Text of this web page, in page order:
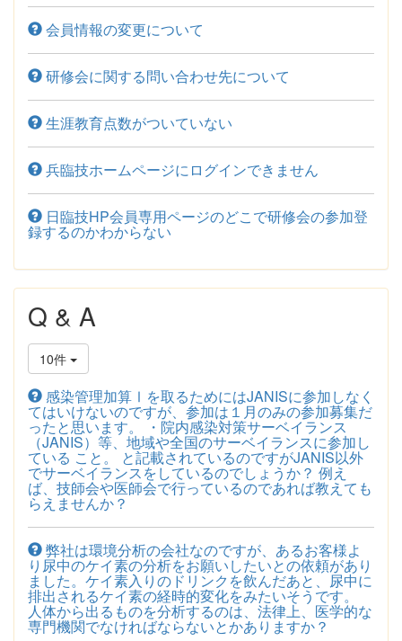
会員情報の変更について
研修会に関する問い合わせ先について
生涯教育点数がついていない
兵臨技ホームページにログインできません
日臨技HP会員専用ページのどこで研修会の参加登
録するのかわからない
Q & A
10件
感染管理加算Ⅰを取るためにはJANISに参加しなく
てはいけないのですが、参加は１月のみの参加募集だ
ったと思います。 ・院内感染対策サーベイランス
（JANIS）等、地域や全国のサーベイランスに参加し
ている こと。 と記載されているのですがJANIS以外
でサーベイランスをしているのでしょうか？ 例え
ば、技師会や医師会で行っているのであれば教えても
らえませんか？
弊社は環境分析の会社なのですが、あるお客様よ
り尿中のケイ素の分析をお願いしたいとの依頼があり
ました。ケイ素入りのドリンクを飲んだあと、尿中に
排出されるケイ素の経時的変化をみたいそうです。
人体から出るものを分析するのは、法律上、医学的な
専門機関でなければならないとかありますか？